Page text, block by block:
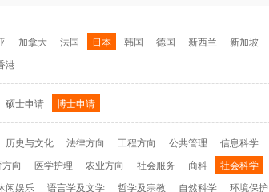
加拿大 法国 日本 韩国 德国 新西兰 新加坡
港
硕士申请 博士申请
历史与文化 法律方向 工程方向 公共管理
信息科学
向 医学护理 农业方向 社会服务 商科 社会科学
闲娱乐 语言学及文学 哲学及宗教 自然科学
环境保护